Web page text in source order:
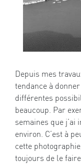
Depuis mes
tendance à
différentes
beaucoup. Par
semaines que
environ. C’est à
cette
toujours de le